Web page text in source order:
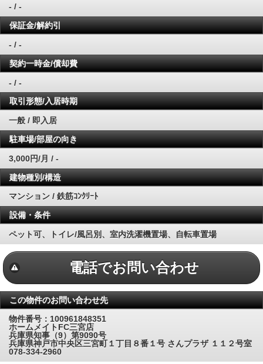
- / -
保証金/解約引
- / -
契約一時金/償却費
- / -
取引形態/入居時期
一般 / 即入居
駐車場/部屋の向き
3,000円/月 / -
建物種別/構造
マンション / 鉄筋ｺﾝｸﾘｰﾄ
設備・条件
ペット可、トイレ/風呂別、室内洗濯機置場、自転車置場
電話でお問い合わせ
この物件のお問い合わせ先
物件番号：100961848351
ホームメイトFC三宮店
兵庫県知事（9）第9090号
兵庫県神戸市中央区三宮町１丁目８番１号 さんプラザ １１２号室
078-334-2960